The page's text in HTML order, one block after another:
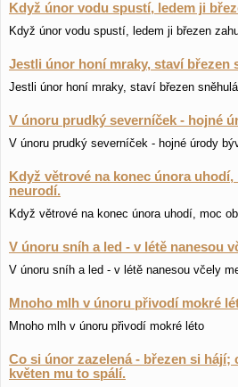
Když únor vodu spustí, ledem ji
Když únor vodu spustí, ledem ji březen
Jestli únor honí mraky, staví březen
Jestli únor honí mraky, staví březen
V únoru prudký severníček - hojné
V únoru prudký severníček - hojné úrody
Když větrové na konec února
neurodí.
Když větrové na konec února uhodí, moc
V únoru sníh a led - v létě nanesou
V únoru sníh a led - v létě nanesou včely
Mnoho mlh v únoru přivodí mokré
Mnoho mlh v únoru přivodí mokré léto
Co si únor zazelená - březen si hájí;
květen mu to spálí.